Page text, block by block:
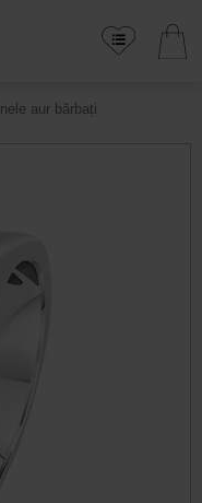
Inele aur bărbați